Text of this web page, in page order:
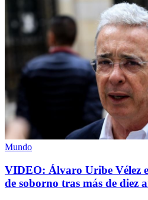
Mundo
VIDEO: Álvaro Uribe Vélez
de soborno tras más de diez